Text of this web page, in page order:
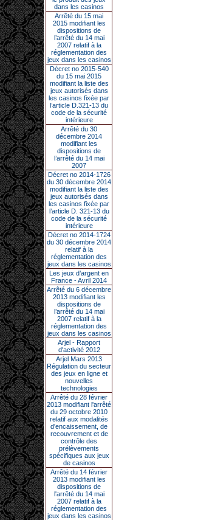
dans les casinos
Arrêté du 15 mai
2015 modifiant les
dispositions de
l’arrêté du 14 mai
2007 relatif à la
réglementation des
jeux dans les casinos
Décret no 2015-540
du 15 mai 2015
modifiant la liste des
jeux autorisés dans
les casinos fixée par
l’article D.321-13 du
code de la sécurité
intérieure
Arrêté du 30
décembre 2014
modifiant les
dispositions de
l’arrêté du 14 mai
2007
Décret no 2014-1726
du 30 décembre 2014
modifiant la liste des
jeux autorisés dans
les casinos fixée par
l’article D. 321-13 du
code de la sécurité
intérieure
Décret no 2014-1724
du 30 décembre 2014
relatif à la
réglementation des
jeux dans les casinos
Les jeux d’argent en
France - Avril 2014
Arrêté du 6 décembre
2013 modifiant les
dispositions de
l’arrêté du 14 mai
2007 relatif à la
réglementation des
jeux dans les casinos
Arjel - Rapport
d'activité 2012
Arjel Mars 2013
Régulation du secteur
des jeux en ligne et
nouvelles
technologies
Arrêté du 28 février
2013 modifiant l'arrêté
du 29 octobre 2010
relatif aux modalités
d'encaissement, de
recouvrement et de
contrôle des
prélèvements
spécifiques aux jeux
de casinos
Arrêté du 14 février
2013 modifiant les
dispositions de
l'arrêté du 14 mai
2007 relatif à la
réglementation des
jeux dans les casinos